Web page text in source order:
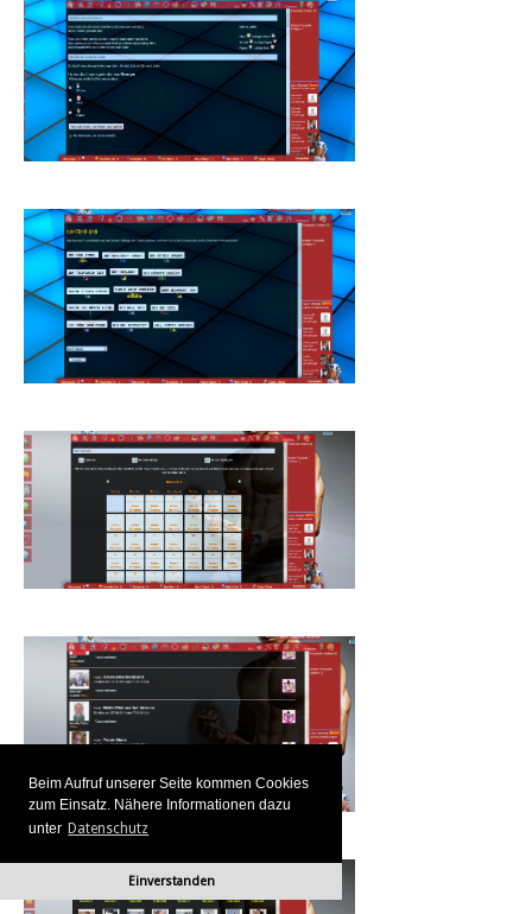
Beim Aufruf unserer Seite kommen Cookies
zum Einsatz. Nähere Informationen dazu
unter Datenschutz
Einverstanden